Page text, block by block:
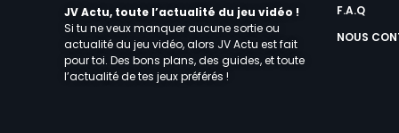
JV Actu, toute l’actualité du jeu vidéo !
Si tu ne veux manquer aucune sortie ou
actualité du jeu vidéo, alors JV Actu est fait
pour toi. Des bons plans, des guides, et toute
l’actualité de tes jeux préférés !
F.A.Q
NOUS